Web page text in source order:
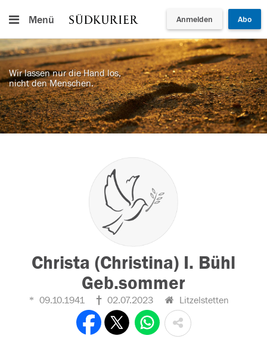
Menü Anmelden Abo
Wir lassen nur die Hand los,
nicht den Menschen.
Christa (Christina) I. Bühl
Geb.sommer
09.10.1941 02.07.2023 Litzelstetten